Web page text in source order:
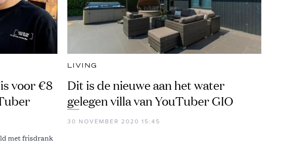
voor €8
met frisdrank
LIVING
Dit is de nieuwe aan het water
gelegen villa van YouTuber GIO
30 NOVEMBER 2020 15:45